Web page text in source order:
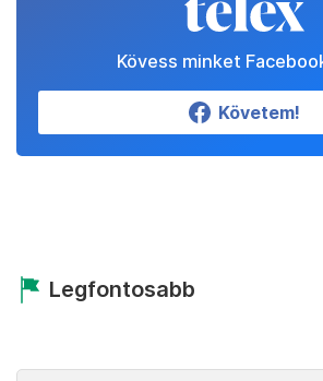
Kövess minket
Követem!
Legfontosabb